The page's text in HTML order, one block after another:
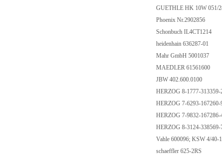
GUETHLE HK 10W 051/
Phoenix Nr.2902856
Schonbuch IL4CT1214
heidenhain 636287-01
Mahr GmbH 5001037
MAEDLER 61561600
JBW 402.600.0100
HERZOG 8-1777-
HERZOG 7-6293-
HERZOG 7-9832-
HERZOG 8-3124-
Vahle 600096; KSW 4/40-
schaeffler 625-2RS